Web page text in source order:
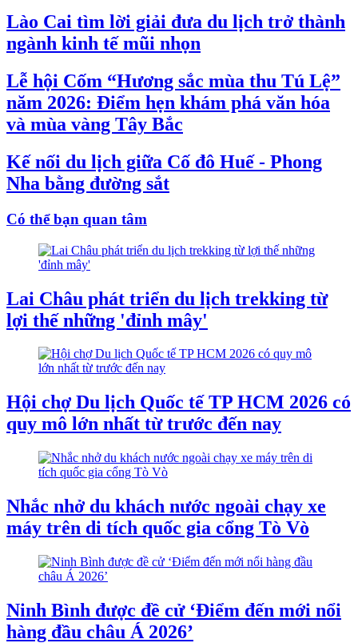
Lào Cai tìm lời giải đưa du lịch trở thành
ngành kinh tế mũi nhọn
Lễ hội Cốm “Hương sắc mùa thu Tú Lệ”
năm 2026: Điểm hẹn khám phá văn hóa
và mùa vàng Tây Bắc
Kế nối du lịch giữa Cố đô Huế - Phong
Nha bằng đường sắt
Có thể bạn quan tâm
Lai Châu phát triển du lịch trekking từ
lợi thế những 'đỉnh mây'
Hội chợ Du lịch Quốc tế TP HCM 2026 có
quy mô lớn nhất từ trước đến nay
Nhắc nhở du khách nước ngoài chạy xe
máy trên di tích quốc gia cổng Tò Vò
Ninh Bình được đề cử ‘Điểm đến mới nổi
hàng đầu châu Á 2026’